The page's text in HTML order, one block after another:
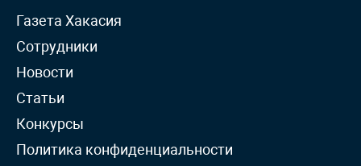
Газета Хакасия
Сотрудники
Новости
Статьи
Конкурсы
Политика конфиденциальности